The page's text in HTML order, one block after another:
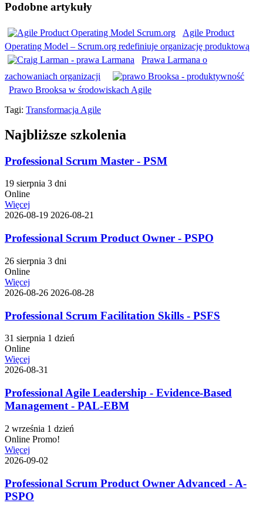
Podobne artykuły
Agile Product
Operating Model – Scrum.org redefiniuje organizację produktową
Prawa Larmana o
zachowaniach organizacji
Prawo Brooksa w środowiskach Agile
Tagi: Transformacja Agile
Najbliższe szkolenia
Professional Scrum Master - PSM
19 sierpnia 3 dni
Online
Więcej
2026-08-19 2026-08-21
Professional Scrum Product Owner - PSPO
26 sierpnia 3 dni
Online
Więcej
2026-08-26 2026-08-28
Professional Scrum Facilitation Skills - PSFS
31 sierpnia 1 dzień
Online
Więcej
2026-08-31
Professional Agile Leadership - Evidence-Based
Management - PAL-EBM
2 września 1 dzień
Online Promo!
Więcej
2026-09-02
Professional Scrum Product Owner Advanced - A-
PSPO